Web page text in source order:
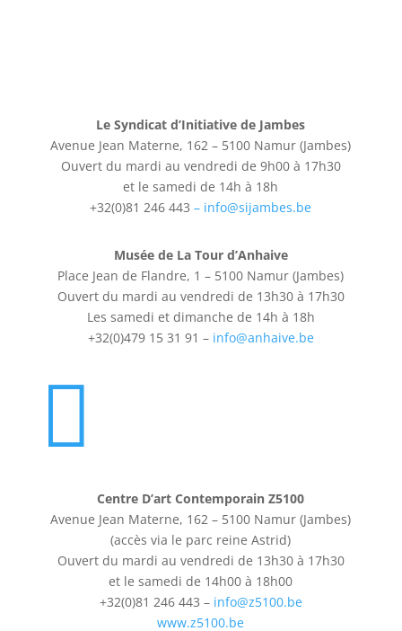
Le Syndicat d’Initiativede Jambes
Avenue Jean Materne, 162 – 5100 Namur (Jambes)
Ouvert du mardi au vendredi de 9h00 à 17h30
et le samedi de 14h à 18h
+32(0)81 246 443 – info@sijambes.be
Musée de La Tour d’Anhaive
Place Jean de Flandre, 1 – 5100 Namur (Jambes)
Ouvert du mardi au vendredi de 13h30 à 17h30
Les samedi et dimanche de 14h à 18h
+32(0)479 15 31 91 – info@anhaive.be

Centre D’art Contemporain Z5100
Avenue Jean Materne, 162 – 5100 Namur (Jambes)
(accès via le parc reine Astrid)
Ouvert du mardi au vendredi de 13h30 à 17h30
et le samedi de 14h00 à 18h00
+32(0)81 246 443 – info@z5100.be
www.z5100.be